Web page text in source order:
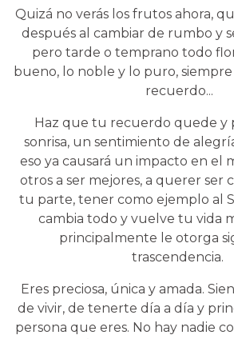
Quizá no verás los frutos ahora,
después al cambiar de rumbo y
pero tarde o temprano todo
bueno, lo noble y lo puro,
recuerdo...
Haz que tu recuerdo quede y
sonrisa, un sentimiento de
eso ya causará un impacto en el
otros a ser mejores, a querer ser
tu parte, tener como ejemplo al
cambia todo y vuelve tu vida
principalmente le otorga
trascendencia.
Eres preciosa, única y amada.
de vivir, de tenerte día a día y
persona que eres. No hay nadie